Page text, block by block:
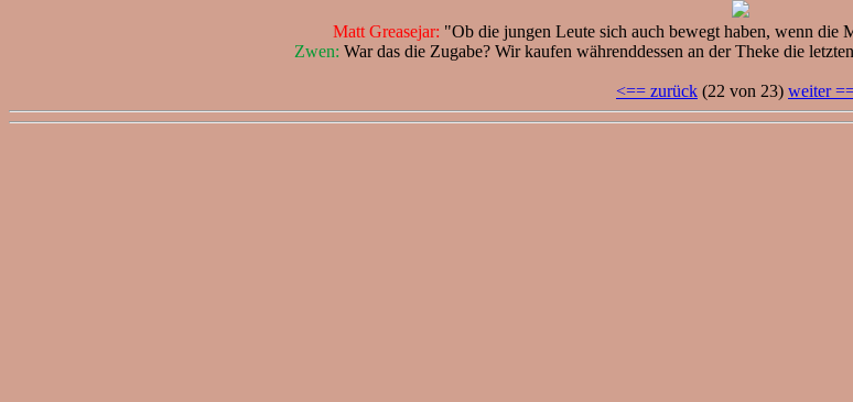
Matt Greasejar: "Ob die jungen Leute sich auch bewegt haben, wenn die
Zwen: War das die Zugabe? Wir kaufen währenddessen an der Theke die
<== zurück (22 von 23) weiter